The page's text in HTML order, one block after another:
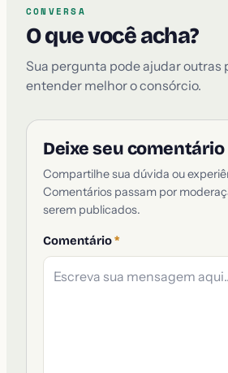
CONVERSA
O que você acha?
Sua pergunta pode ajudar outras
entender melhor o consórcio.
Deixe seu comentário
Compartilhe sua dúvida ou
Comentários passam por
serem publicados.
Comentário*